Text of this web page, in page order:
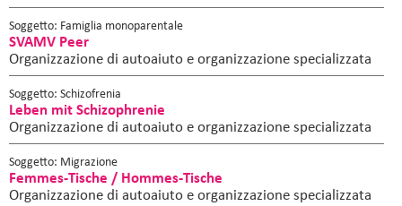
Soggetto: Famiglia monoparentale
SVAMV Peer
Organizzazione di autoaiuto e organizzazione specializzata
Soggetto: Schizofrenia
Leben mit Schizophrenie
Organizzazione di autoaiuto e organizzazione specializzata
Soggetto: Migrazione
Femmes-Tische / Hommes-Tische
Organizzazione di autoaiuto e organizzazione specializzata